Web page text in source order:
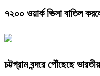
৭২০০ ওয়ার্ক ভিসা বাতিল
চট্টগ্রাম বন্দরে পৌঁছেছে